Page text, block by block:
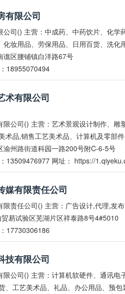
有限公司
公司() 主营：中成药、中药饮片、化
化妆用品、劳保用品、日用百货、洗化
谯区腰铺镇白洋路67号
18955070494
术有限公司
限公司() 主营：艺术景观设计制作、
术品,销售工艺美术品、计算机及零部件
渝州路街道科园一路200号附C-6-5号
13509476977 网址： https://
媒有限责任公司
责任公司() 主营：广告设计,代理,发
易试验区芜湖片区祥泰路8号4#5010
17730306186
技有限公司
限公司() 主营：计算机软硬件、通讯
、工艺美术品、礼品、办公用品、预